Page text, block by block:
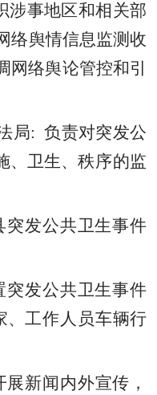
涉事地区和相关部
络舆情信息监测收
网络舆论管控和引
局: 负责对突发公
、卫生、秩序的监
突发公共卫生事件
突发公共卫生事件
、工作人员车辆行
展新闻内外宣传 ，